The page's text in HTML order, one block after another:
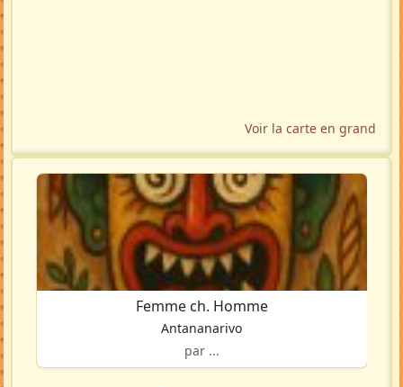
Voir la carte en grand
Femme ch. Homme
Antananarivo
par ...